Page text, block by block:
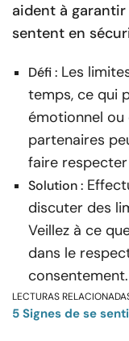
aident à
sentent en
Défi : Les
temps, ce qui
émotionnel
partenaires
faire
Solution :
discuter des
Veillez à ce
dans le
consentement.
LECTURAS
5 Signes de se